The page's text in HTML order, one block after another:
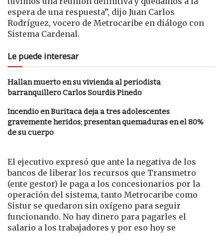
espera de una respuesta”, dijo Juan Carlos
Rodríguez, vocero de Metrocaribe en diálogo con
Sistema Cardenal.
Le puede interesar
Hallan muerto en su vivienda al periodista
barranquillero Carlos Sourdis Pinedo
Incendio en Buritaca deja a tres adolescentes
gravemente heridos; presentan quemaduras en el 80%
de su cuerpo
El ejecutivo expresó que ante la negativa de los
bancos de liberar los recursos que Transmetro
(ente gestor) le paga a los concesionarios por la
operación del sistema, tanto Metrocaribe como
Sistur se quedaron sin oxígeno para seguir
funcionando. No hay dinero para pagarles el
salario a los trabajadores y por eso hoy se